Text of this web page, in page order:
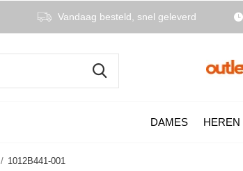
DAMES HEREN
Vandaag besteld, snel geleverd
1012B441-001